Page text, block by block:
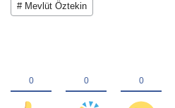
# Mevlüt Öztekin